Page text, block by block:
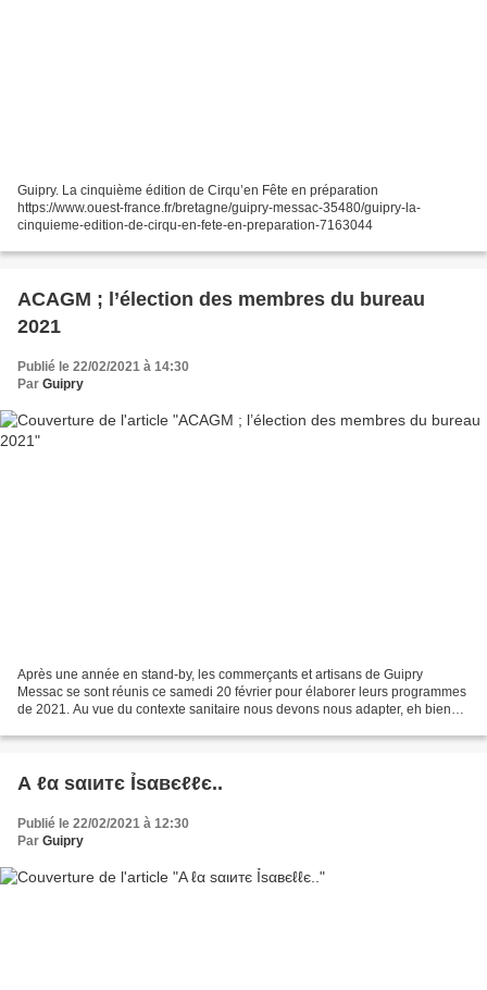
Guipry. La cinquième édition de Cirqu’en Fête en préparation
https://www.ouest-france.fr/bretagne/guipry-messac-35480/guipry-la-
cinquieme-edition-de-cirqu-en-fete-en-preparation-7163044
ACAGM ; l’élection des membres du bureau
2021
Publié le 22/02/2021 à 14:30
Par Guipry
Après une année en stand-by, les commerçants et artisans de Guipry
Messac se sont réunis ce samedi 20 février pour élaborer leurs programmes
de 2021. Au vue du contexte sanitaire nous devons nous adapter, eh bien
A ℓα ѕαιитє Ỉѕαвєℓℓє..
Publié le 22/02/2021 à 12:30
Par Guipry